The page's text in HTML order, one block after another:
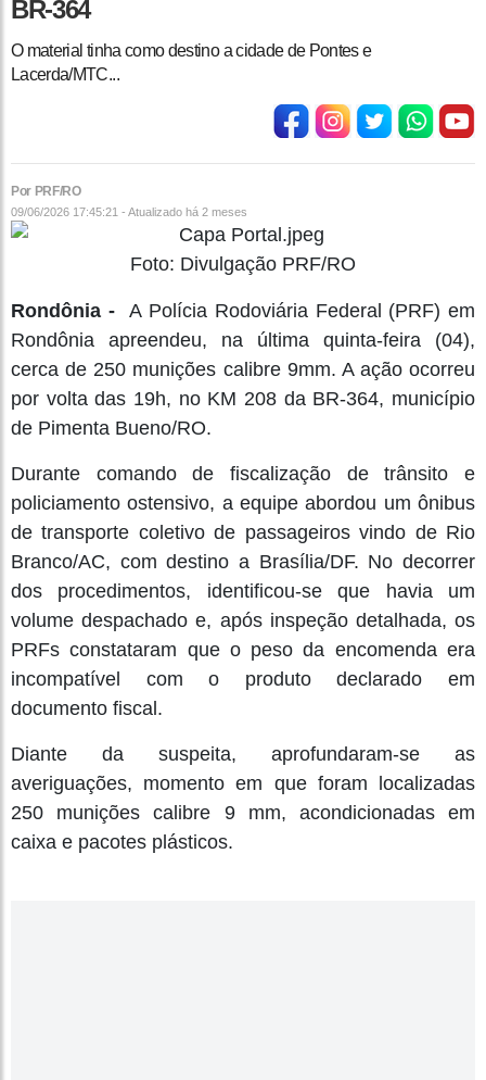
BR-364
O material tinha como destino a cidade de Pontes e
Lacerda/MTC...
Por PRF/RO
09/06/2026 17:45:21 - Atualizado há 2 meses
Foto: Divulgação PRF/RO
Rondônia -
A Polícia Rodoviária Federal (PRF) em
Rondônia apreendeu, na última quinta-feira (04),
cerca de 250 munições calibre 9mm. A ação ocorreu
por volta das 19h, no KM 208 da BR-364, município
de Pimenta Bueno/RO.
Durante comando de fiscalização de trânsito e
policiamento ostensivo, a equipe abordou um ônibus
de transporte coletivo de passageiros vindo de Rio
Branco/AC, com destino a Brasília/DF. No decorrer
dos procedimentos, identificou-se que havia um
volume despachado e, após inspeção detalhada, os
PRFs constataram que o peso da encomenda era
incompatível com o produto declarado em
documento fiscal.
Diante da suspeita, aprofundaram-se as
averiguações, momento em que foram localizadas
250 munições calibre 9 mm, acondicionadas em
caixa e pacotes plásticos.